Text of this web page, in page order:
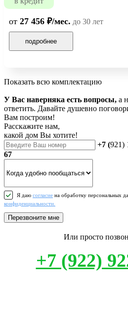
от 27 456 ₽/мес. до 30 лет
подробнее
Показать всю комплектацию
У Вас наверняка есть вопросы, а
ответить. Давайте душевно
Вам построим!
Расскажите нам,
какой дом Вы хотите!
+7 (921)
67
Я даю согласие на обработку персональных
конфиденциальности.
Перезвоните мне
Или просто
+7 (922)